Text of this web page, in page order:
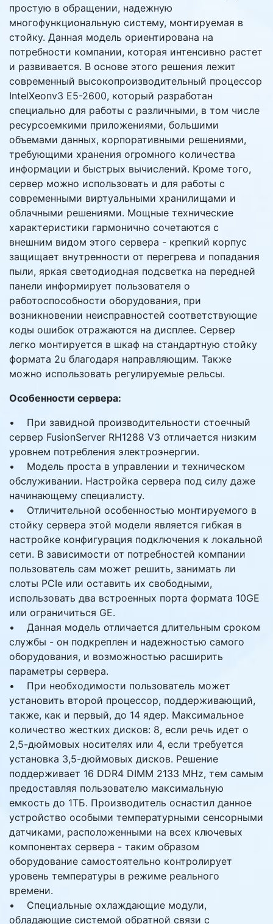
простую в обращении, надежную
многофункциональную систему, монтируемая в
стойку. Данная модель ориентирована на
потребности компании, которая интенсивно растет
и развивается. В основе этого решения лежит
современный высокопроизводительный процессор
IntelXeonv3 E5-2600, который разработан
специально для работы с различными, в том числе
ресурсоемкими приложениями, большими
объемами данных, корпоративными решениями,
требующими хранения огромного количества
информации и быстрых вычислений. Кроме того,
сервер можно использовать и для работы с
современными виртуальными хранилищами и
облачными решениями. Мощные технические
характеристики гармонично сочетаются с
внешним видом этого сервера - крепкий корпус
защищает внутренности от перегрева и попадания
пыли, яркая светодиодная подсветка на передней
панели информирует пользователя о
работоспособности оборудования, при
возникновении неисправностей соответствующие
коды ошибок отражаются на дисплее. Сервер
легко монтируется в шкаф на стандартную стойку
формата 2u благодаря направляющим. Также
можно использовать регулируемые рельсы.
Особенности сервера:
• При завидной производительности стоечный
сервер FusionServer RH1288 V3 отличается низким
уровнем потребления электроэнергии.
• Модель проста в управлении и техническом
обслуживании. Настройка сервера под силу даже
начинающему специалисту.
• Отличительной особенностью монтируемого в
стойку сервера этой модели является гибкая в
настройке конфигурация подключения к локальной
сети. В зависимости от потребностей компании
пользователь сам может решить, занимать ли
слоты PCIe или оставить их свободными,
использовать два встроенных порта формата 10GE
или ограничиться GE.
• Данная модель отличается длительным сроком
службы - он подкреплен и надежностью самого
оборудования, и возможностью расширить
параметры сервера.
• При необходимости пользователь может
установить второй процессор, поддерживающий,
также, как и первый, до 14 ядер. Максимальное
количество жестких дисков: 8, если речь идет о
2,5-дюймовых носителях или 4, если требуется
установка 3,5-дюймовых дисков. Решение
поддерживает 16 DDR4 DIMM 2133 MHz, тем самым
предоставляя пользователю максимальную
емкость до 1ТБ. Производитель оснастил данное
устройство особыми температурными сенсорными
датчиками, расположенными на всех ключевых
компонентах сервера - таким образом
оборудование самостоятельно контролирует
уровень температуры в режиме реального
времени.
• Специальные охлаждающие модули,
обладающие системой обратной связи с